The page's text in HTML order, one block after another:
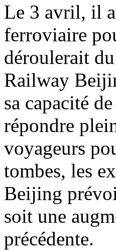
Le 3 avril, il a
ferroviaire
déroulerait
Railway
sa capacité
répondre
voyageurs
tombes, les
Beijing
soit une
précédente.